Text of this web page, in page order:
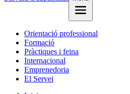
Orientació professional
Formació
Pràctiques i feina
Internacional
Emprenedoria
El Servei